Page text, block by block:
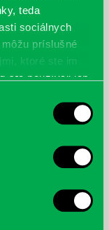
teda
sociálnych
príslušné
ktoré ste im
ste používali ich